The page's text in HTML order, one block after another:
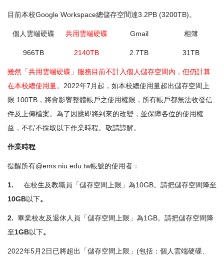
目前本校Google Workspace總儲存空間達3.2PB (3200TB)。
個人雲端硬碟 共用雲端硬碟 Gmail 相簿
966TB 2140TB 2.7TB 31TB
雖然「共用雲端硬碟」服務目前不計入個人儲存空間內，但仍計算
在本校總使用量。 2022年7月起，如本校總使用量超出儲存空間上
限 100TB，將會影響整體帳戶之使用權限，所有帳戶都無法收發信
件及上傳檔案。為了因應即將到來的改變，並保障各位的使用權
益，不得不採取以下作業時程。敬請諒解。
作業時程
提醒所有@ems.niu.edu.tw帳號的使用者：
1.
在校生及教職員「儲存空間上限」為10GB。請把儲存空間降至
10GB以下。
2. 畢業校友及退休人員「儲存空間上限」為1GB。請把儲存空間降
至1GB以下。
2022年5月2日已將超出「儲存空間上限」(包括：個人雲端硬碟、